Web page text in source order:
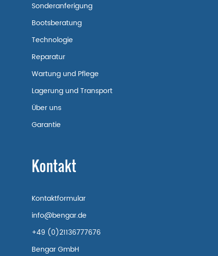
Sonderanferigung
Bootsberatung
Technologie
Reparatur
Wartung und Pflege
Lagerung und Transport
Über uns
Garantie
Kontakt
Kontaktformular
info@bengar.de
+49 (0)21136777676
Bengar GmbH